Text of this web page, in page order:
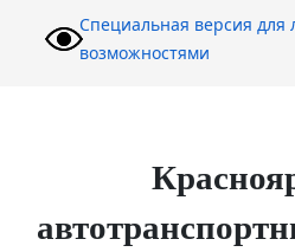
Специальная версия
возможностями